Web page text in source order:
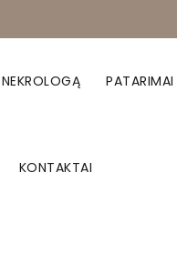
PATARIMAI
KONTAKTAI